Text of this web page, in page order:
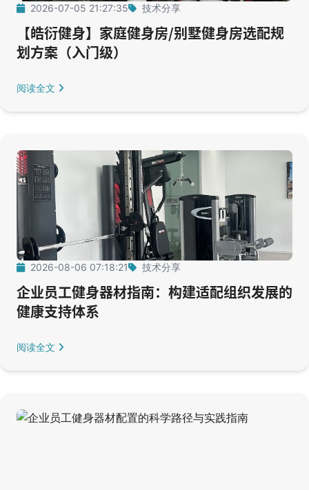
2026-07-05 21:27:35 技术分享
【皓衍健身】家庭健身房/别墅健身房选配规
划方案（入门级）
阅读全文
2026-08-06 07:18:21 技术分享
企业员工健身器材指南：构建适配组织发展的
健康支持体系
阅读全文